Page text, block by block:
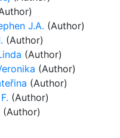
J.A. (Author)
(Author)
(Author)
(Author)
(Author)
(Author)
(Author)